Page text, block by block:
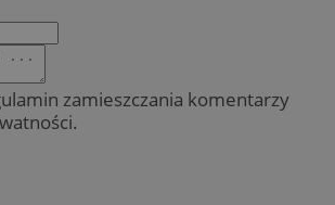
zamieszczania komentarzy